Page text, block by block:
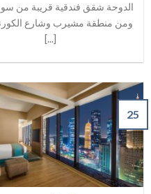
الدوحة شقق فندقية قريبة من
ومن منطقة مشيرب وشارع
[...]
25